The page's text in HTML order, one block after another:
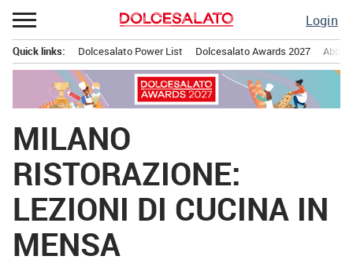
Passa
al
contenuto
Login
principale
Quick links: Dolcesalato Power List Dolcesalato Awards 2027
MILANO
RISTORAZIONE:
LEZIONI DI CUCINA IN
MENSA